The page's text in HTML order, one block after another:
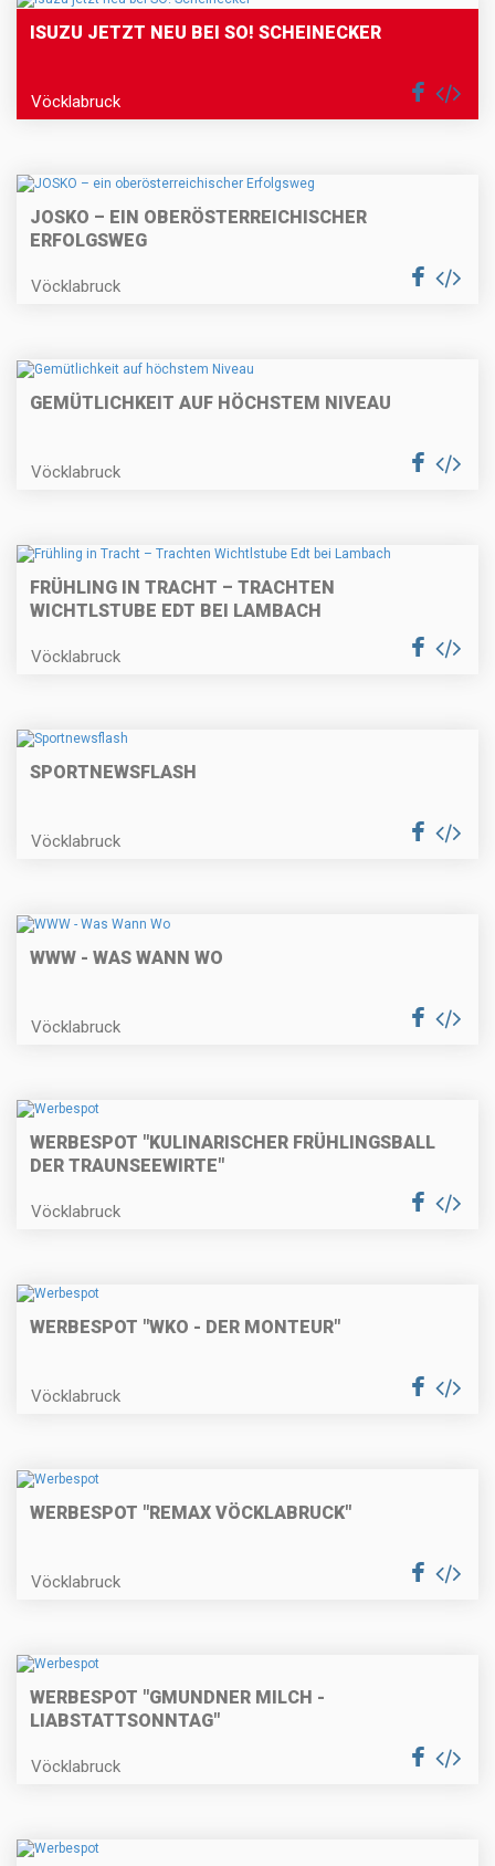
ISUZU JETZT NEU BEI SO! SCHEINECKER
Vöcklabruck
JOSKO – EIN OBERÖSTERREICHISCHER
ERFOLGSWEG
Vöcklabruck
GEMÜTLICHKEIT AUF HÖCHSTEM NIVEAU
Vöcklabruck
FRÜHLING IN TRACHT – TRACHTEN
WICHTLSTUBE EDT BEI LAMBACH
Vöcklabruck
SPORTNEWSFLASH
Vöcklabruck
WWW - WAS WANN WO
Vöcklabruck
WERBESPOT "KULINARISCHER FRÜHLINGSBALL
DER TRAUNSEEWIRTE"
Vöcklabruck
WERBESPOT "WKO - DER MONTEUR"
Vöcklabruck
WERBESPOT "REMAX VÖCKLABRUCK"
Vöcklabruck
WERBESPOT "GMUNDNER MILCH -
LIABSTATTSONNTAG"
Vöcklabruck